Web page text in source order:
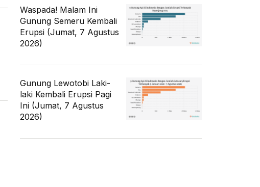
Waspada! Malam Ini
Gunung Semeru Kembali
Erupsi (Jumat, 7 Agustus
2026)
Gunung Lewotobi Laki-
laki Kembali Erupsi Pagi
Ini (Jumat, 7 Agustus
2026)